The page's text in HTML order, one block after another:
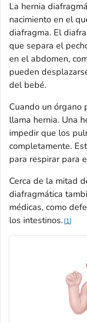
La hernia
nacimiento en el
diafragma. El
que separa el
en el abdomen,
pueden
del bebé.
Cuando un órgano
llama hernia. Una
impedir que los
completamente.
para respirar para
Cerca de la mitad
diafragmática
médicas, como
los intestinos. 1